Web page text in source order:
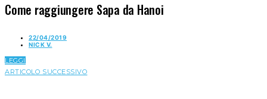
Come raggiungere Sapa da Hanoi
22/04/2019
NICK V.
LEGGI
ARTICOLO SUCCESSIVO